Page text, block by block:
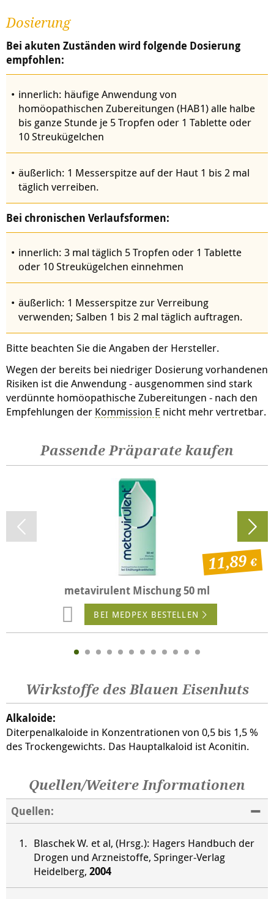
Dosierung
Bei akuten Zuständen wird folgende Dosierung
empfohlen:
innerlich: häufige Anwendung von
homöopathischen Zubereitungen (HAB1) alle halbe
bis ganze Stunde je 5 Tropfen oder 1 Tablette oder
10 Streukügelchen
äußerlich: 1 Messerspitze auf der Haut 1 bis 2 mal
täglich verreiben.
Bei chronischen Verlaufsformen:
innerlich: 3 mal täglich 5 Tropfen oder 1 Tablette
oder 10 Streukügelchen einnehmen
äußerlich: 1 Messerspitze zur Verreibung
verwenden; Salben 1 bis 2 mal täglich auftragen.
Bitte beachten Sie die Angaben der Hersteller.
Wegen der bereits bei niedriger Dosierung vorhandenen
Risiken ist die Anwendung - ausgenommen sind stark
verdünnte homöopathische Zubereitungen - nach den
Empfehlungen der Kommission E nicht mehr vertretbar.
Passende Präparate kaufen
metavirulent Mischung 50 ml
11,89
BEI MEDPEX BESTELLEN
Wirkstoffe des Blauen Eisenhuts
Alkaloide:
Diterpenalkaloide in Konzentrationen von 0,5 bis 1,5 %
des Trockengewichts. Das Hauptalkaloid ist Aconitin.
Quellen/Weitere Informationen
Quellen:
Blaschek W. et al, (Hrsg.): Hagers Handbuch der
Drogen und Arzneistoffe, Springer-Verlag
Heidelberg, 2004